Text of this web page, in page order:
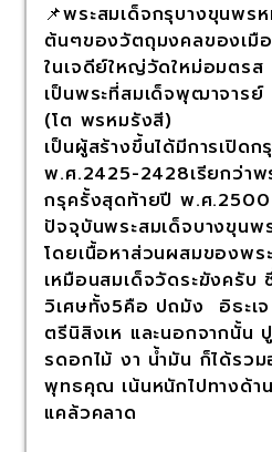
📌พระสมเด็จกรุบางขุนพร
ต้นๆของวัตถุมงคลของเมื
ในเจดีย์ใหญ่วัดใหม่อมตรส
เป็นพระที่สมเด็จพุฒาจารย์
(โต พรหมรังสี)
เป็นผู้สร้างขึ้นได้มีการเปิด
พ.ศ.2425-2428เรียกว่าพ
กรุครั้งสุดท้ายปี พ.ศ.2500
ปัจจุบันพระสมเด็จบางขุนพ
โดยเนื้อหาส่วนผสมของพร
เหมือนสมเด็จวัดระฆังครับ
วิเศษทั้ง5คือ ปถมัง อิธะ
ตรีนิสิงเห และนอกจากนั้น
รดอกไม้ งา น้ำมัน ก็ได้รว
พุทธคุณ เน้นหนักไปทางด้า
แคล้วคลาด